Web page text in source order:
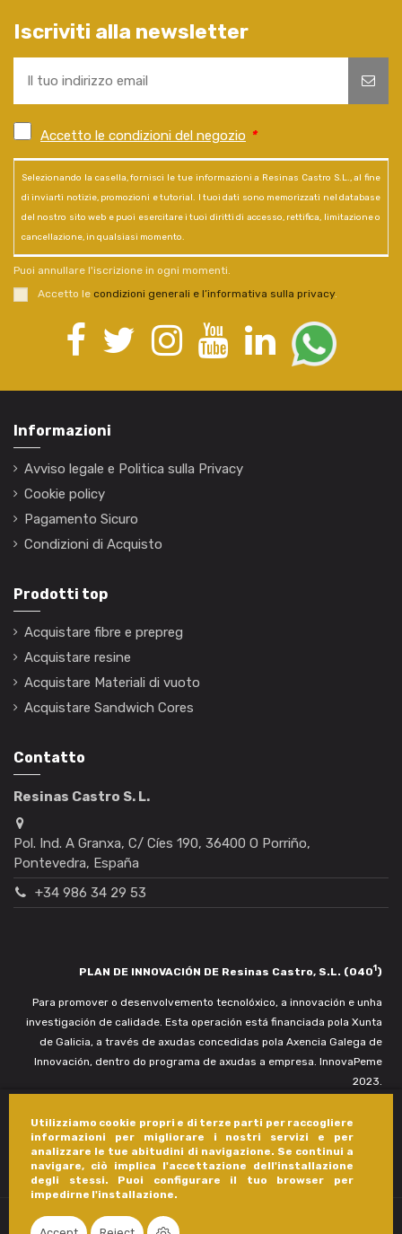
Utilizziamo cookie propri e di terze parti per raccogliere
informazioni per migliorare i nostri servizi e per
analizzare le tue abitudini di navigazione. Se continui a
navigare, ciò implica l'accettazione dell'installazione
degli stessi. Puoi configurare il tuo browser per
impedirne l'installazione.
Iscriviti alla newsletter
Accetto le condizioni del negozio *
Selezionando la casella, fornisci le tue informazioni a Resinas Castro S.L., al fine
di inviarti notizie, promozioni e tutorial. I tuoi dati sono memorizzati nel database
del nostro sito web e puoi esercitare i tuoi diritti di accesso, rettifica, limitazione o
cancellazione, in qualsiasi momento.
Puoi annullare l'iscrizione in ogni momenti.
Accetto le condizioni generali e l’informativa sulla privacy.
Informazioni
Avviso legale e Politica sulla Privacy
Cookie policy
Pagamento Sicuro
Condizioni di Acquisto
Prodotti top
Acquistare fibre e prepreg
Acquistare resine
Acquistare Materiali di vuoto
Acquistare Sandwich Cores
Contatto
Resinas Castro S. L.
Pol. Ind. A Granxa, C/ Cíes 190, 36400 O Porriño,
Pontevedra, España
+34 986 34 29 53
PLAN DE INNOVACIÓN DE Resinas Castro, S.L. (0401)
Para promover o desenvolvemento tecnolóxico, a innovación e unha
investigación de calidade. Esta operación está financiada pola Xunta
de Galicia, a través de axudas concedidas pola Axencia Galega de
Innovación, dentro do programa de axudas a empresa. InnovaPeme
2023.